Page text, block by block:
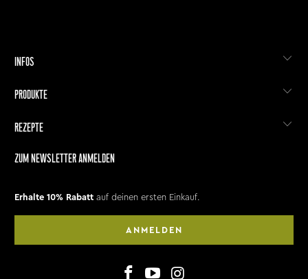
INFOS
PRODUKTE
REZEPTE
ZUM NEWSLETTER ANMELDEN
Erhalte 10% Rabatt auf deinen ersten Einkauf.
ANMELDEN